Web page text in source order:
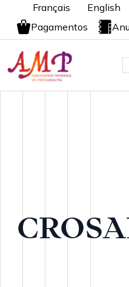
Français English
Pagamentos